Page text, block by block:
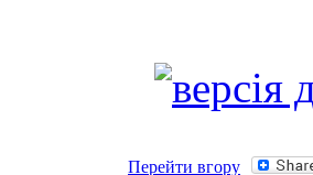
Перейти вгору